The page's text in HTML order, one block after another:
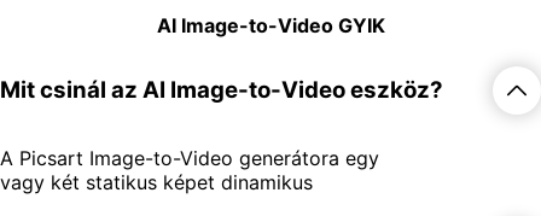
AI Image-to-Video GYIK
Mit csinál az AI Image-to-Video eszköz?
A Picsart Image-to-Video generátora egy
vagy két statikus képet dinamikus